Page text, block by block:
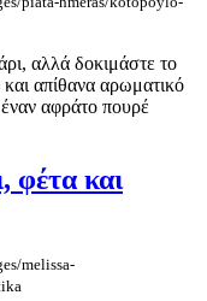
αλλά δοκιμάστε το
απίθανα αρωματικό
αφράτο πουρέ
φέτα και
melissa-